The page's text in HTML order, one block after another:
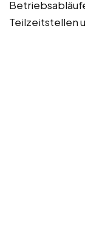
Teilzeitstellen